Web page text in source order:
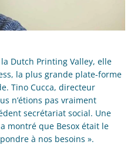
Dutch Printing Valley, elle
la plus grande plate-forme
Tino Cucca, directeur
n’étions pas vraiment
secrétariat social. Une
montré que Besox était le
à nos besoins ».